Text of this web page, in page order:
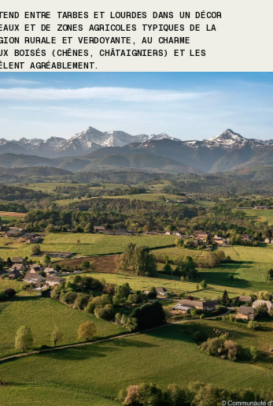
ENTRE TARBES ET LOURDES DANS UN DÉCOR
ET DE ZONES AGRICOLES TYPIQUES DE LA
RURALE ET VERDOYANTE, AU CHARME
BOISÉS (CHÊNES, CHÂTAIGNIERS) ET LES
AGRÉABLEMENT.